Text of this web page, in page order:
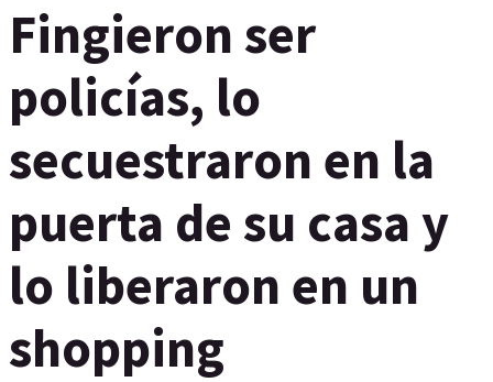
Fingieron ser
policías, lo
secuestraron en la
puerta de su casa y
lo liberaron en un
shopping